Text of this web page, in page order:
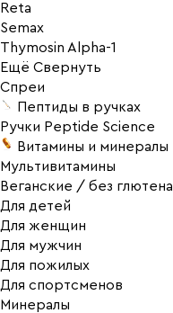
Reta
Semax
Thymosin Alpha-1
Ещё Свернуть
Спреи
Пептиды в ручках
Ручки Peptide Science
Витамины и минералы
Мультивитамины
Веганские / без глютена
Для детей
Для женщин
Для мужчин
Для пожилых
Для спортсменов
Минералы